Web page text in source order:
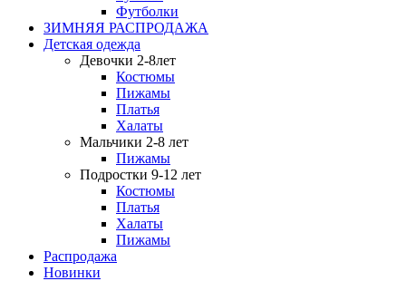
Футболки
ЗИМНЯЯ РАСПРОДАЖА
Детская одежда
Девочки 2-8лет
Костюмы
Пижамы
Платья
Халаты
Мальчики 2-8 лет
Пижамы
Подростки 9-12 лет
Костюмы
Платья
Халаты
Пижамы
Распродажа
Новинки